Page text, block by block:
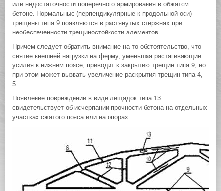
или недостаточности поперечного армирования в обжатом
бетоне. Нормальные (перпендикулярные к продольной оси)
трещины типа 9 появляются в растянутых стержнях при
необеспеченности трещиностойкости элементов.
Причем следует обратить внимание на то обстоятельство, что
снятие внешней нагрузки на ферму, уменьшая растягивающие
усилия в нижнем поясе, приводит к закрытию трещин типа 9, но
при этом может вызвать увеличение раскрытия трещин типа 4,
5.
Появление повреждений в виде лещадок типа 13
свидетельствует об исчерпании прочности бетона на отдельных
участках сжатого пояса или на опорах.